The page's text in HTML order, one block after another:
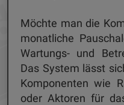
Möchte man die
monatliche
Wartungs- und
Das System lässt
Komponenten wie
oder Aktoren für